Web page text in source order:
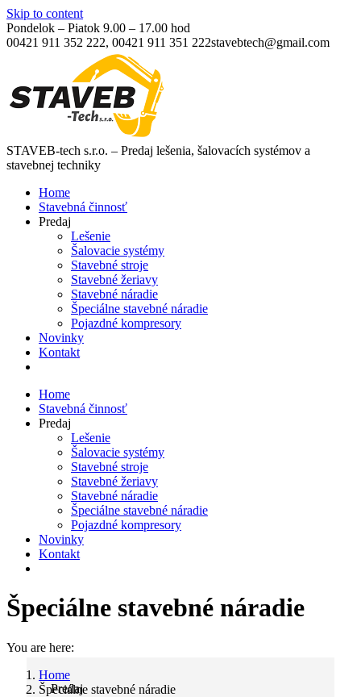
Skip to content
Pondelok – Piatok 9.00 – 17.00 hod
00421 911 352 222, 00421 911 351 222stavebtech@gmail.com
STAVEB-tech s.r.o. – Predaj lešenia, šalovacích systémov a
stavebnej techniky
Home
Stavebná činnosť
Predaj
Lešenie
Šalovacie systémy
Stavebné stroje
Stavebné žeriavy
Stavebné náradie
Špeciálne stavebné náradie
Pojazdné kompresory
Novinky
Kontakt
Home
Stavebná činnosť
Predaj
Lešenie
Šalovacie systémy
Stavebné stroje
Stavebné žeriavy
Stavebné náradie
Špeciálne stavebné náradie
Pojazdné kompresory
Novinky
Kontakt
Špeciálne stavebné náradie
You are here:
Home
Špeciálne stavebné náradie
Predaj